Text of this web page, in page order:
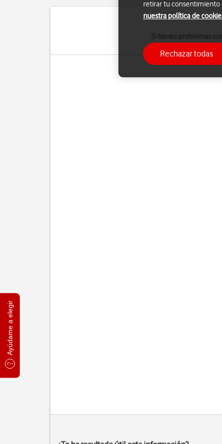
Ayúdame a elegir
retirar tu consentimiento
nuestra política de
Rechazar todas